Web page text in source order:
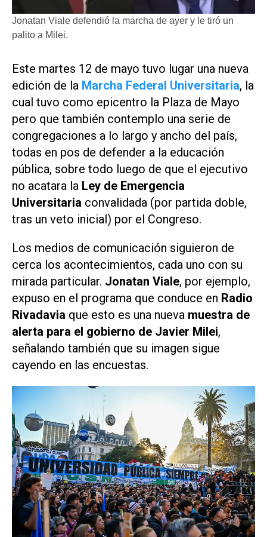
Jonatan Viale defendió la marcha de ayer y le tiró un
palito a Milei.
Este martes 12 de mayo tuvo lugar una nueva
edición de la Marcha Federal Universitaria, la
cual tuvo como epicentro la Plaza de Mayo
pero que también contemplo una serie de
congregaciones a lo largo y ancho del país,
todas en pos de defender a la educación
pública, sobre todo luego de que el ejecutivo
no acatara la Ley de Emergencia
Universitaria convalidada (por partida doble,
tras un veto inicial) por el Congreso.
Los medios de comunicación siguieron de
cerca los acontecimientos, cada uno con su
mirada particular. Jonatan Viale, por ejemplo,
expuso en el programa que conduce en Radio
Rivadavia que esto es una nueva muestra de
alerta para el gobierno de Javier Milei,
señalando también que su imagen sigue
cayendo en las encuestas.